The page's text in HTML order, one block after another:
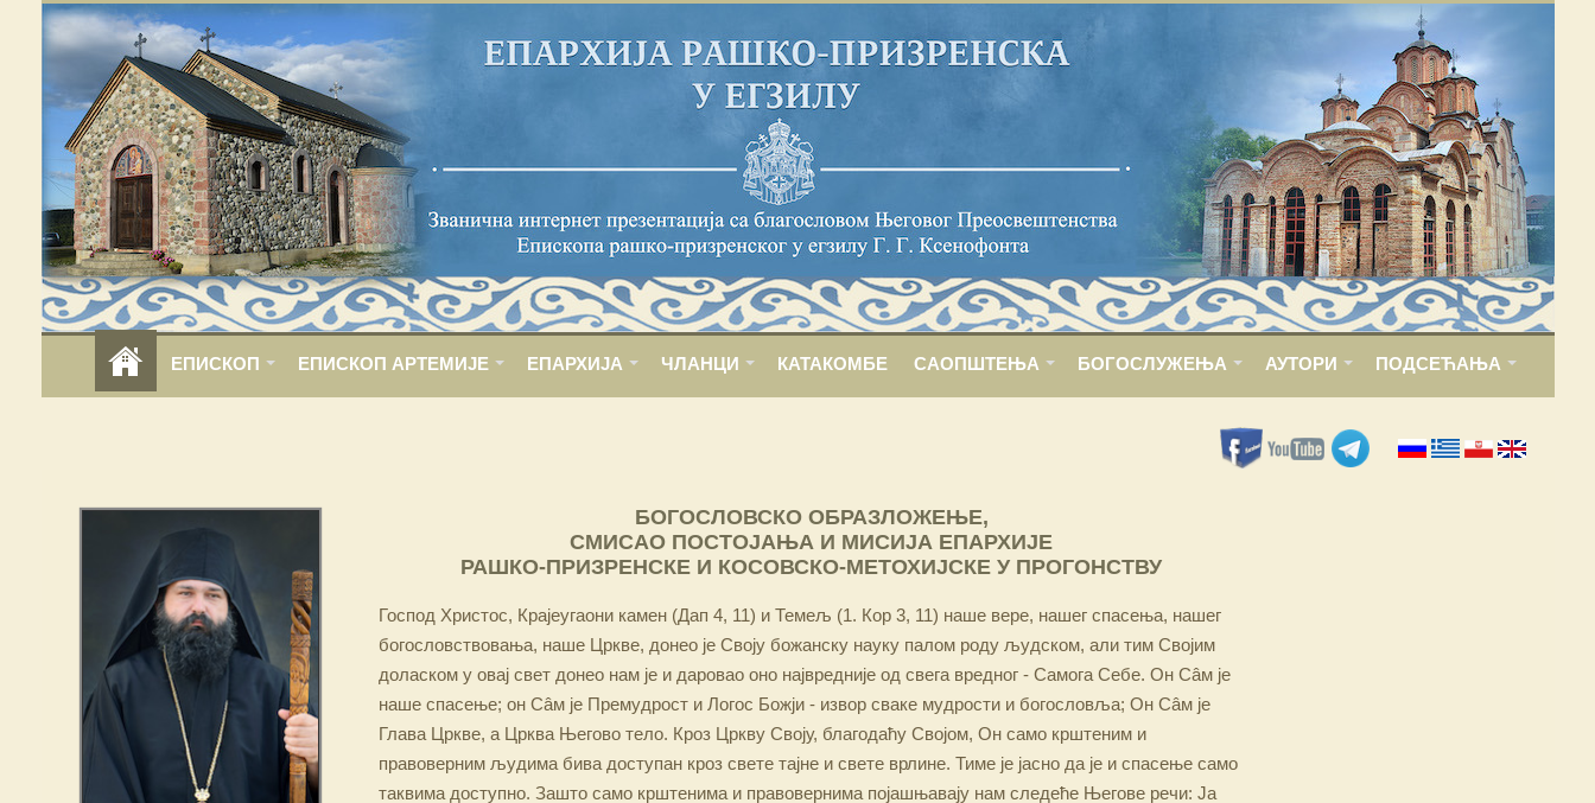
ЕПИСКОП ЕПИСКОП АРТЕМИЈЕ ЕПАРХИЈА ЧЛАНЦИ КАТАКОМБЕ САОПШТЕЊА БОГОСЛУЖЕЊА АУТОРИ ПОДСЕЋАЊА
БОГОСЛОВСКО ОБРАЗЛОЖЕЊЕ,
СМИСАО ПОСТОЈАЊА И МИСИЈА ЕПАРХИЈЕ
РАШКО-ПРИЗРЕНСКЕ И КОСОВСКО-МЕТОХИЈСКЕ У ПРОГОНСТВУ
Господ Христос, Крајеугаони камен (Дап 4, 11) и Темељ (1. Кор 3, 11) наше вере, нашег спасења, нашег
богословствовања, наше Цркве, донео је Своју божанску науку палом роду људском, али тим Својим
доласком у овај свет донео нам је и даровао оно највредније од свега вредног - Самога Себе. Он Сâм је
наше спасење; он Сâм је Премудрост и Логос Божји - извор сваке мудрости и богословља; Он Сâм је
Глава Цркве, а Црква Његово тело. Кроз Цркву Своју, благодаћу Својом, Он само крштеним и
правоверним људима бива доступан кроз свете тајне и свете врлине. Тиме је јасно да је и спасење само
таквима доступно. Зашто само крштенима и правовернима појашњавају нам следеће Његове речи: Ја